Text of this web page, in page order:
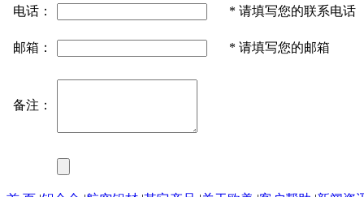
电话： * 请填写您的联系电话
邮箱： * 请填写您的邮箱
备注：